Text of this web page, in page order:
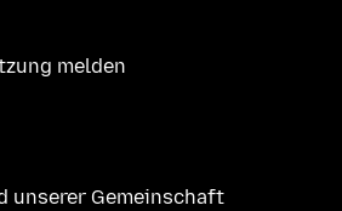
melden
unserer Gemeinschaft